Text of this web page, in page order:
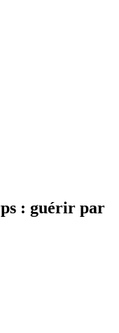
: guérir par